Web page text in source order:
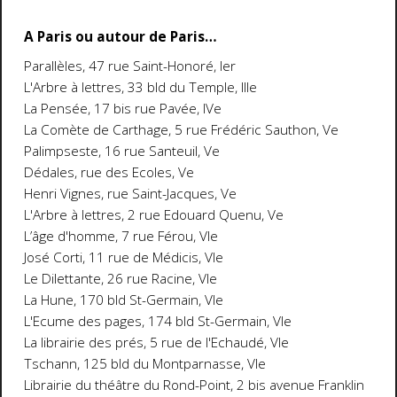
A Paris ou autour de Paris…
Parallèles, 47 rue Saint-Honoré, Ier
L'Arbre à lettres, 33 bld du Temple, IIIe
La Pensée, 17 bis rue Pavée, IVe
La Comète de Carthage, 5 rue Frédéric Sauthon, Ve
Palimpseste, 16 rue Santeuil, Ve
Dédales, rue des Ecoles, Ve
Henri Vignes, rue Saint-Jacques, Ve
L'Arbre à lettres, 2 rue Edouard Quenu, Ve
L’âge d'homme, 7 rue Férou, VIe
José Corti, 11 rue de Médicis, VIe
Le Dilettante, 26 rue Racine, VIe
La Hune, 170 bld St-Germain, VIe
L'Ecume des pages, 174 bld St-Germain, VIe
La librairie des prés, 5 rue de l'Echaudé, VIe
Tschann, 125 bld du Montparnasse, VIe
Librairie du théâtre du Rond-Point,2 bis avenue Franklin